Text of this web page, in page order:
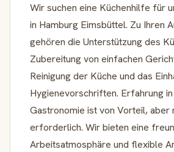
Wir suchen eine Küchenhilfe für
in Hamburg Eimsbüttel. Zu Ihren
gehören die Unterstützung des
Zubereitung von einfachen
Reinigung der Küche und das
Hygienevorschriften. Erfahrung
Gastronomie ist von Vorteil, aber
erforderlich. Wir bieten eine
Arbeitsatmosphäre und flexible